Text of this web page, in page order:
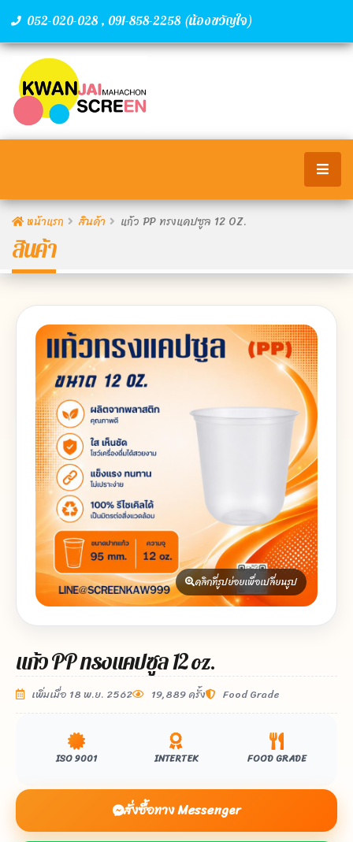
052-020-028 , 091-858-2258 (น้องขวัญใจ)
หน้าแรก สินค้า แก้ว PP ทรงแคปซูล 12 OZ.
สินค้า
คลิกที่รูปย่อยเพื่อเปลี่ยนรูป
แก้ว PP ทรงแคปซูล 12 oz.
เพิ่มเมื่อ 18 พ.ย. 2562 19,889 ครั้ง Food Grade
ISO 9001 INTERTEK FOOD GRADE
สั่งซื้อทาง Messenger